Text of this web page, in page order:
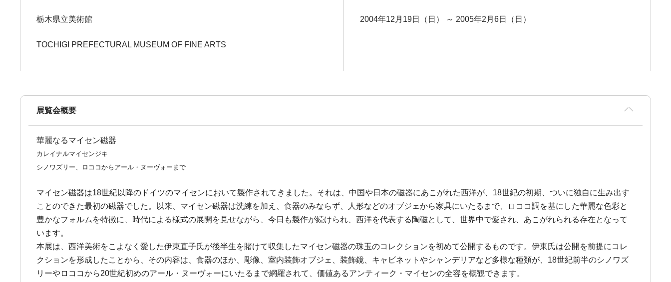
栃木県立美術館
TOCHIGI PREFECTURAL MUSEUM OF FINE ARTS
2004年12月19日（日） ～ 2005年2月6日（日）
展覧会概要
華麗なるマイセン磁器
カレイナルマイセンジキ
シノワズリー、ロココからアール・ヌーヴォーまで
マイセン磁器は18世紀以降のドイツのマイセンにおいて製作されてきました。それは、中国や日本の磁器にあこがれた西洋が、18世紀の初期、ついに独自に生み出す
ことのできた最初の磁器でした。以来、マイセン磁器は洗練を加え、食器のみならず、人形などのオブジェから家具にいたるまで、ロココ調を基にした華麗な色彩と
豊かなフォルムを特徴に、時代による様式の展開を見せながら、今日も製作が続けられ、西洋を代表する陶磁として、世界中で愛され、あこがれられる存在となって
います。
本展は、西洋美術をこよなく愛した伊東直子氏が後半生を賭けて収集したマイセン磁器の珠玉のコレクションを初めて公開するものです。伊東氏は公開を前提にコレ
クションを形成したことから、その内容は、食器のほか、彫像、室内装飾オブジェ、装飾鏡、キャビネットやシャンデリアなど多様な種類が、18世紀前半のシノワズ
リーやロココから20世紀初めのアール・ヌーヴォーにいたるまで網羅されて、価値あるアンティーク・マイセンの全容を概観できます。